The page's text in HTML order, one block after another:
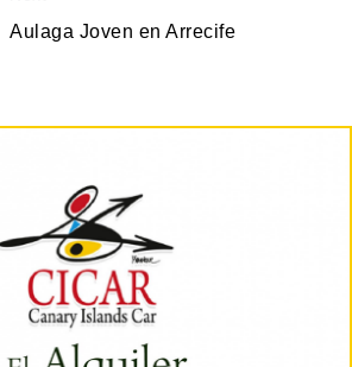
Aulaga Joven en Arrecife